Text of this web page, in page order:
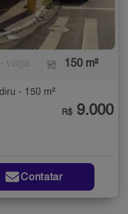
150 m²
- 150 m²
R$ 9.000
Contatar